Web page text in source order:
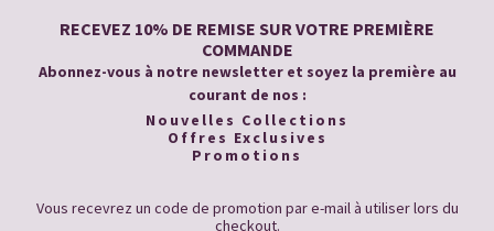
RECEVEZ 10% DE REMISE SUR VOTRE PREMIÈRE
COMMANDE
Abonnez-vous à notre newsletter et soyez la première au
courant de nos :
Nouvelles Collections
Offres Exclusives
Promotions
Vous recevrez un code de promotion par e-mail à utiliser lors du
checkout.